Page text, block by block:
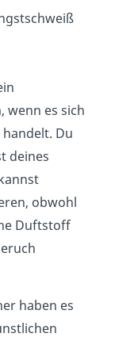
wenn es sich
Du
deines
obwohl
Duftstoff
haben es